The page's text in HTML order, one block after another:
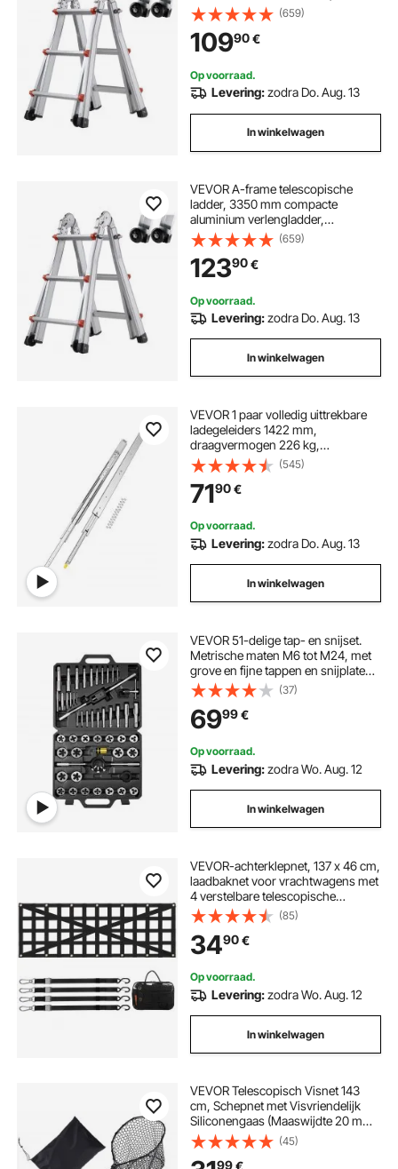
Draagbare Opvouwbare
Multifunctionele Ladder,
Aanleunladder voor Huiswerk,
Trappen, Binnen- & Buitendaken,
tot 150 kg
(659)
10990€
Op voorraad.
Levering:zodra Do. Aug. 13
In winkelwagen
VEVOR A-frame telescopische
ladder, 3350 mm compacte
aluminium verlengladder,
multifunctionele draagbare
opvouwbare camperladder,
telescopische ladder voor
huiswerk, trappen, binnen- en
buitendaken, draagvermogen 150
kg
(659)
12390€
Op voorraad.
Levering:zodra Do. Aug. 13
In winkelwagen
VEVOR 1 paar volledig uittrekbare
ladegeleiders 1422 mm,
draagvermogen 226 kg,
ladegeleiders, dubbel
vergrendelingsontwerp, aan de
zijkant gemonteerde telescopische
geleiders voor planken, kasten,
industriële lades
(545)
7190€
Op voorraad.
Levering:zodra Do. Aug. 13
In winkelwagen
VEVOR 51-delige tap- en snijset.
Metrische maten M6 tot M24, met
grove en fijne tappen en snijplaten,
sleutel, draagtas en accessoires,
lagerstaal.
(37)
6999€
Op voorraad.
Levering:zodra Wo. Aug. 12
In winkelwagen
VEVOR-achterklepnet, 137 x 46 cm,
laadbaknet voor vrachtwagens met
4 verstelbare telescopische
banden, kruisversterkt ontwerp,
uitschuifbaar en duurzaam,
geschikt voor pick-uptrucks,
vrachtwagens, aanhangers, jeeps
en SUV's.
(85)
3490€
Op voorraad.
Levering:zodra Wo. Aug. 12
In winkelwagen
VEVOR Telescopisch Visnet 143
cm, Schepnet met Visvriendelijk
Siliconengaas (Maaswijdte 20 mm),
Handvat van 6063
Aluminiumlegering met Antislip PE-
(45)
99